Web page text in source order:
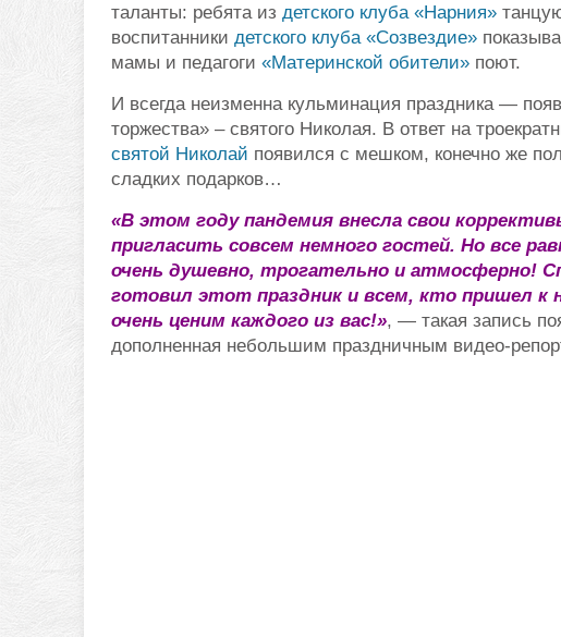
таланты: ребята из детского клуба «Нарния»
воспитанники детского клуба «Созвездие»
мамы и педагоги «Материнской обители» поют.
И всегда неизменна кульминация праздника —
торжества» – святого Николая. В ответ на
святой Николай появился с мешком, конечно же
сладких подарков…
«В этом году пандемия внесла свои
пригласить совсем немного гостей. Но все
очень душевно, трогательно и атмосферно!
готовил этот праздник и всем, кто пришел к
очень ценим каждого из вас!», — такая запись
дополненная небольшим праздничным видео-